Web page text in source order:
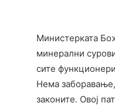
Министерката
минерални
сите
Нема
законите. Овој